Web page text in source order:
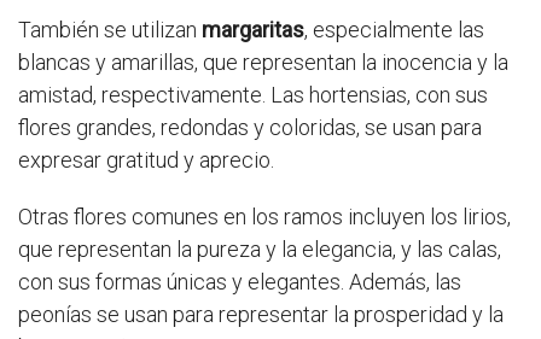
También se utilizan margaritas, especialmente las
blancas y amarillas, que representan la inocencia y la
amistad, respectivamente. Las hortensias, con sus
flores grandes, redondas y coloridas, se usan para
expresar gratitud y aprecio.
Otras flores comunes en los ramos incluyen los lirios,
que representan la pureza y la elegancia, y las calas,
con sus formas únicas y elegantes. Además, las
peonías se usan para representar la prosperidad y la